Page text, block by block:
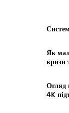
Як
кризи
Огляд
4K